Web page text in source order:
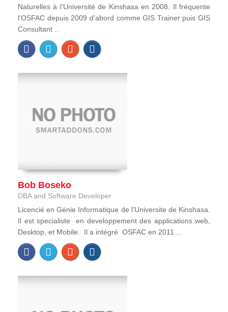
Naturelles à l'Université de Kinshasa en 2008. Il fréquente
l'OSFAC depuis 2009 d'abord comme GIS Trainer puis GIS
Consultant ..
Bob Boseko
DBA and Software Developer
Licencié en Génie Informatique de l'Universite de Kinshasa.
Il est specialiste en developpement des applications web,
Desktop, et Mobile. Il a intégré OSFAC en 2011 ...